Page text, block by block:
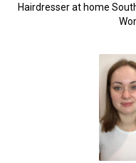
Hairdresser at home